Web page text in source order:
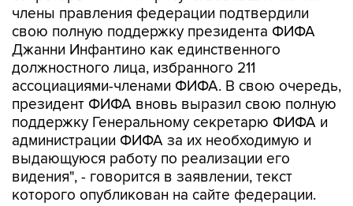
члены правления федерации подтвердили
свою полную поддержку президента ФИФА
Джанни Инфантино как единственного
должностного лица, избранного 211
ассоциациями-членами ФИФА. В свою очередь,
президент ФИФА вновь выразил свою полную
поддержку Генеральному секретарю ФИФА и
администрации ФИФА за их необходимую и
выдающуюся работу по реализации его
видения", - говорится в заявлении, текст
которого опубликован на сайте федерации.